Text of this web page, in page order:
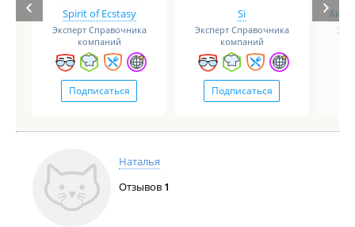
Spirit of Ecstasy
Эксперт Справочника
компаний
Подписаться
Si
Эксперт Справочника
компаний
Подписаться
Наталья
Отзывов 1